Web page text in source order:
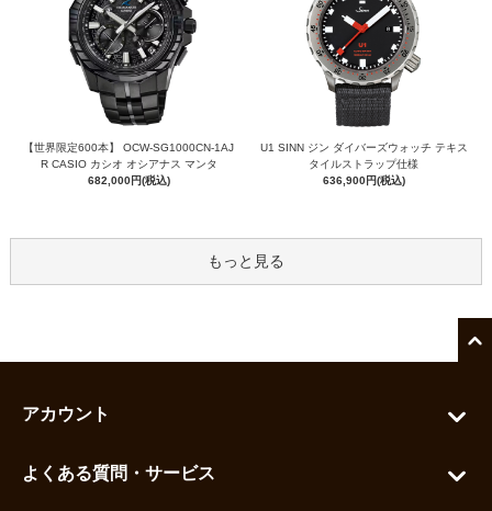
【世界限定600本】 OCW-SG1000CN-1AJ
R CASIO カシオ オシアナス マンタ
682,000円(税込)
U1 SINN ジン ダイバーズウォッチ テキス
タイルストラップ仕様
636,900円(税込)
もっと見る
アカウント
よくある質問・サービス